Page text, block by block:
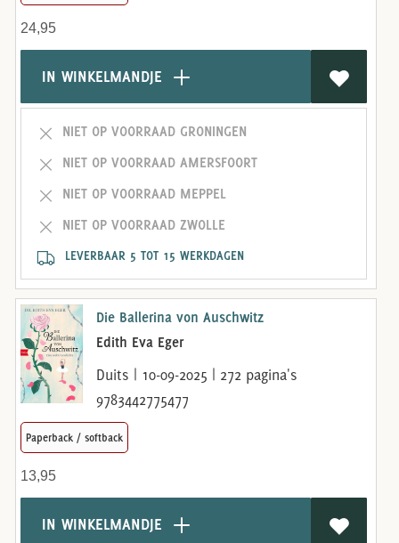
24,95
IN WINKELMANDJE
NIET OP VOORRAAD GRONINGEN
NIET OP VOORRAAD AMERSFOORT
NIET OP VOORRAAD MEPPEL
NIET OP VOORRAAD ZWOLLE
LEVERBAAR 5 TOT 15 WERKDAGEN
Die Ballerina von Auschwitz
Edith Eva Eger
Duits | 10-09-2025 | 272 pagina's
9783442775477
Paperback / softback
13,95
IN WINKELMANDJE